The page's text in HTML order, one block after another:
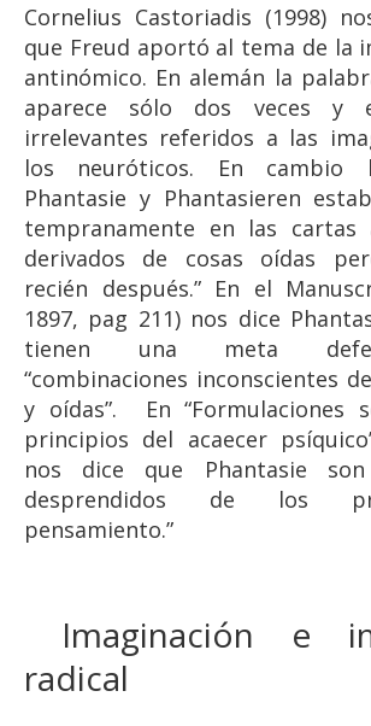
Cornelius Castoriadis (1998)
que Freud aportó al tema de la
antinómico. En alemán la
aparece sólo dos veces y
irrelevantes referidos a las
los neuróticos. En cambio
Phantasie y Phantasieren
tempranamente en las cartas
derivados de cosas oídas
recién después.” En el
1897, pag 211) nos dice
tienen una meta
“combinaciones inconscientes
y oídas”. En “Formulaciones
principios del acaecer
nos dice que Phantasie son
desprendidos de los
pensamiento.”
Imaginación e
radical